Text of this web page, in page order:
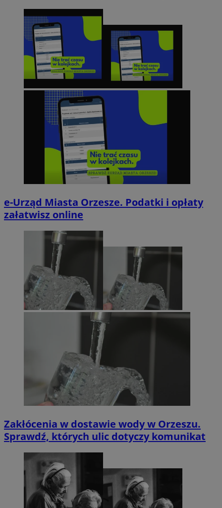
e-Urząd Miasta Orzesze. Podatki i opłaty
załatwisz online
Zakłócenia w dostawie wody w Orzeszu.
Sprawdź, których ulic dotyczy komunikat